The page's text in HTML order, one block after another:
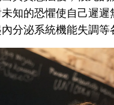
知的恐懼使自己遲
分泌系統機能失調等